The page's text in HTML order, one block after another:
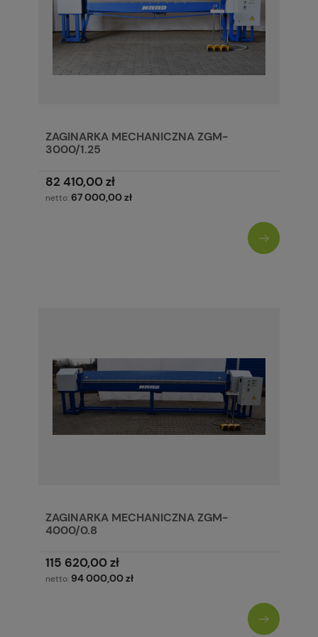
ZAGINARKA MECHANICZNA ZGM-
3000/1.25
82 410,00 zł
netto:67 000,00 zł
ZAGINARKA MECHANICZNA ZGM-
4000/0.8
115 620,00 zł
netto: 94 000,00 zł